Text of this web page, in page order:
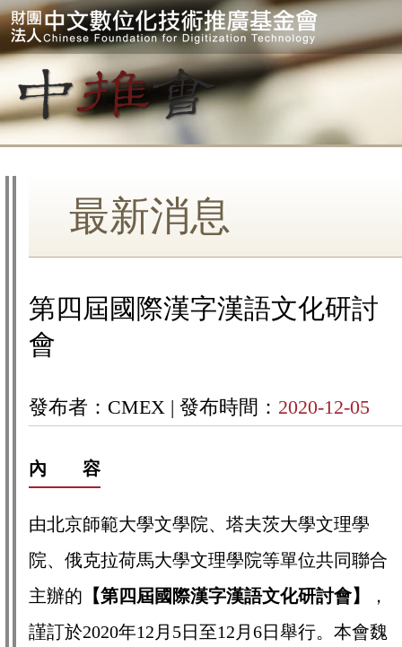
最新消息
第四屆國際漢字漢語文化研討
會
發布者：CMEX | 發布時間： 2020-12-05
內 容
由北京師範大學文學院、塔夫茨大學文理學
院、俄克拉荷馬大學文理學院等單位共同聯合
主辦的 【第四屆國際漢字漢語文化研討會】
，
謹訂於2020年12月5日至12月6日舉行。本會魏